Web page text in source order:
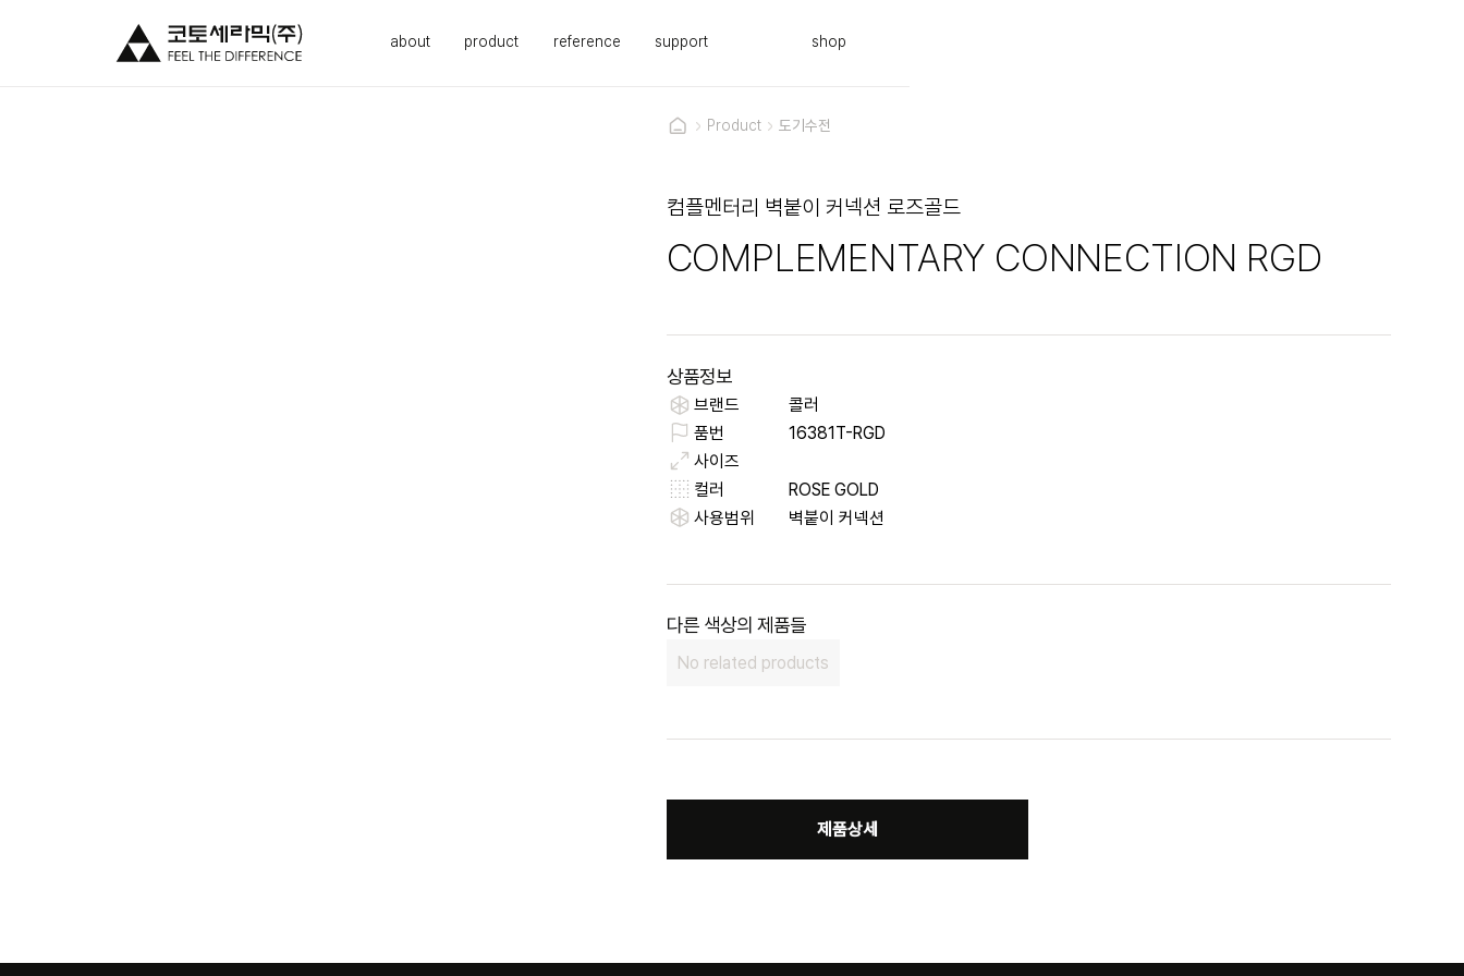
about product reference support shop
Product 도기수전
컴플멘터리 벽붙이 커넥션 로즈골드
COMPLEMENTARY CONNECTION RGD
상품정보
브랜드
콜러
품번
16381T-RGD
사이즈
컬러
ROSE GOLD
사용범위
벽붙이 커넥션
다른 색상의 제품들
No related products
제품상세